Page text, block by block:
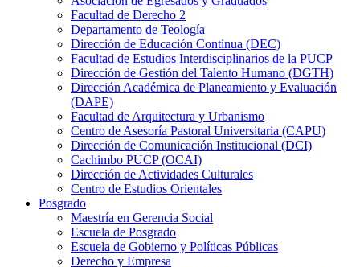
Facultad de Derecho 2
Departamento de Teología
Dirección de Educación Continua (DEC)
Facultad de Estudios Interdisciplinarios de la PUCP
Dirección de Gestión del Talento Humano (DGTH)
Dirección Académica de Planeamiento y Evaluación
(DAPE)
Facultad de Arquitectura y Urbanismo
Centro de Asesoría Pastoral Universitaria (CAPU)
Dirección de Comunicación Institucional (DCI)
Cachimbo PUCP (OCAI)
Dirección de Actividades Culturales
Centro de Estudios Orientales
Posgrado
Maestría en Gerencia Social
Escuela de Posgrado
Escuela de Gobierno y Políticas Públicas
Derecho y Empresa